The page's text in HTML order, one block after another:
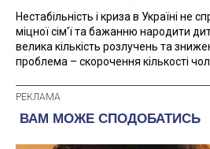
Нестабільність і криза в Україні не
міцної сім'ї та бажанню народити
велика кількість розлучень та
проблема – скорочення кількості